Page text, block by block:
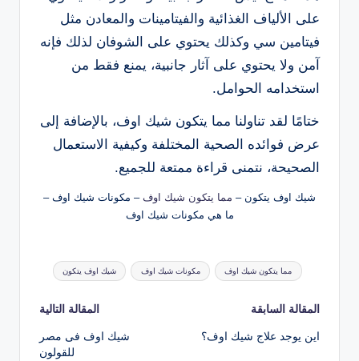
على الألياف الغذائية والفيتامينات والمعادن مثل
فيتامين سي وكذلك يحتوي على الشوفان لذلك فإنه
آمن ولا يحتوي على آثار جانبية، يمنع فقط من
استخدامه الحوامل.
ختامًا لقد تناولنا مما يتكون شيك اوف، بالإضافة إلى
عرض فوائده الصحية المختلفة وكيفية الاستعمال
الصحيحة، نتمنى قراءة ممتعة للجميع.
شيك اوف يتكون – مما يتكون شيك اوف – مكونات شيك اوف –
ما هي مكونات شيك اوف
العلامات:
شيك اوف يتكون مكونات شيك اوف مما يتكون شيك اوف
تصفّح
المقالات
المقالة السابقة
اين يوجد علاج شيك اوف؟
المقالة التالية
شيك اوف فى مصر
للقولون